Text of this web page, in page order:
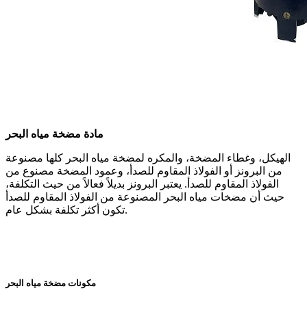
مادة مضخة مياه البحر
الهيكل، وغطاء المضخة، والمكره لمضخة مياه البحر كلها مصنوعة
من البرونز أو الفولاذ المقاوم للصدأ، وعمود المضخة مصنوع من
الفولاذ المقاوم للصدأ. يعتبر البرونز بديلاً فعالاً من حيث التكلفة،
حيث أن مضخات مياه البحر المصنوعة من الفولاذ المقاوم للصدأ
تكون أكثر تكلفة بشكل عام.
مكونات مضخة مياه البحر